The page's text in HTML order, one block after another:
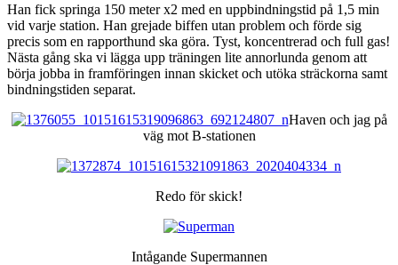
Han fick springa 150 meter x2 med en uppbindningstid på 1,5 min
vid varje station. Han grejade biffen utan problem och förde sig
precis som en rapporthund ska göra. Tyst, koncentrerad och full gas!
Nästa gång ska vi lägga upp träningen lite annorlunda genom att
börja jobba in framföringen innan skicket och utöka sträckorna samt
bindningstiden separat.
Haven och jag på
väg mot B-stationen
Redo för skick!
Intågande Supermannen